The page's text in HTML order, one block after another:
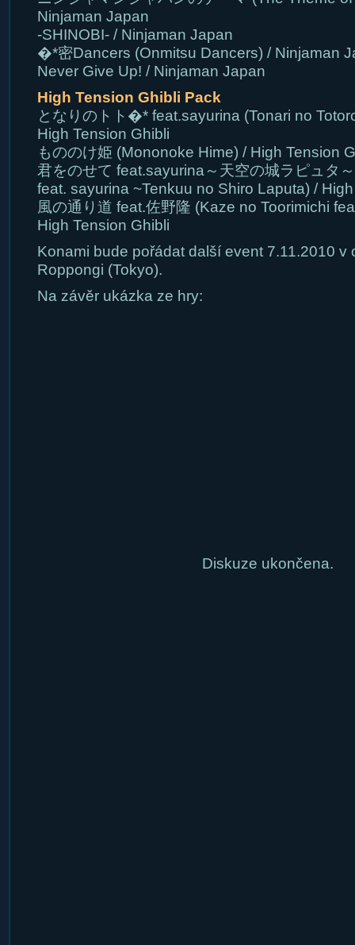
Ninjaman Japan
-SHINOBI- / Ninjaman Japan
�*密Dancers (Onmitsu Dancers) / Ninjaman
Never Give Up! / Ninjaman Japan
High Tension Ghibli Pack
となりのトト�* feat.sayurina (Tonari no
High Tension Ghibli
もののけ姫 (Mononoke Hime) / High Tension
君をのせて feat.sayurina～天空の城ラピュタ
feat. sayurina ~Tenkuu no Shiro Laputa) /
風の通り道 feat.佐野隆 (Kaze no Toorimichi
High Tension Ghibli
Konami bude pořádat další event 7.11.2010 v
Roppongi (Tokyo).
Na závěr ukázka ze hry:
Diskuze ukončena.